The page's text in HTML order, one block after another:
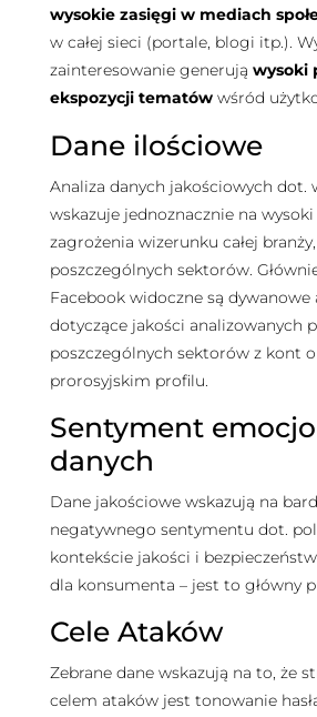
wysokie zasięgi w mediach
w całej sieci (portale, blogi itp.).
zainteresowanie generują wysoki
ekspozycji tematów wśród
Dane ilościowe
Analiza danych jakościowych dot.
wskazuje jednoznacznie na
zagrożenia wizerunku całej
poszczególnych sektorów.
Facebook widoczne są
dotyczące jakości analizowanych
poszczególnych sektorów z kont
prorosyjskim profilu.
Sentyment
danych
Dane jakościowe wskazują na
negatywnego sentymentu dot.
kontekście jakości i
dla konsumenta – jest to główny
Cele Ataków
Zebrane dane wskazują na to, że
celem ataków jest tonowanie